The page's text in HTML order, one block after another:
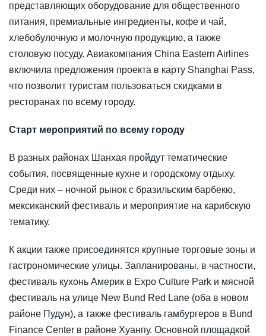
представляющих оборудование для общественного
питания, премиальные ингредиенты, кофе и чай,
хлебобулочную и молочную продукцию, а также
столовую посуду. Авиакомпания China Eastern Airlines
включила предложения проекта в карту Shanghai Pass,
что позволит туристам пользоваться скидками в
ресторанах по всему городу.
Старт мероприятий по всему городу
В разных районах Шанхая пройдут тематические
события, посвященные кухне и городскому отдыху.
Среди них – ночной рынок с бразильским барбекю,
мексиканский фестиваль и мероприятие на карибскую
тематику.
К акции также присоединятся крупные торговые зоны и
гастрономические улицы. Запланированы, в частности,
фестиваль кухонь Америк в Expo Culture Park и мясной
фестиваль на улице New Bund Red Lane (оба в новом
районе Пудун), а также фестиваль гамбургеров в Bund
Finance Center в районе Хуанпу. Основной площадкой